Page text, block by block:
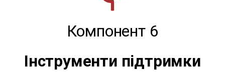
Компонент 6
Інструменти підтримки